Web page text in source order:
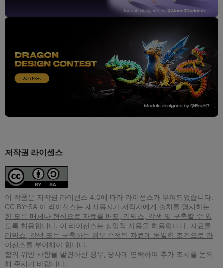
저작권 라이센스
이 작품은 저작권 라이선스 4.0에 따라 라이선스가 부여되었습니다.
CC BY-SA 이 라이선스는 재사용자가 저작자에게 출처를 명시하는
한 모든 매체나 형식으로 자료를 배포, 리믹스, 각색 및 구축할 수 있
도록 허용합니다. 이 라이선스는 상업적 사용을 허용합니다. 자료를
리믹스, 각색 또는 구축하는 경우 수정된 자료에 동일한 조건으로 라
이선스를 부여해야 합니다.
합의 위반 사항을 발견하신 경우, 당사에 연락하여 추가 조치를 논의
해 주시기 바랍니다.